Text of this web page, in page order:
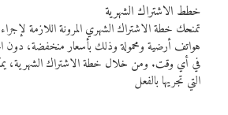
خطط الاشتراك الشهرية
تمنحك خطة الاشتراك الشهري المرونة اللازمة
هواتف أرضية ومحمولة وذلك بأسعار منخفضة، دون
في أي وقت. ومن خلال خطة الاشتراك الشهرية،
التي تجريها بالفعل